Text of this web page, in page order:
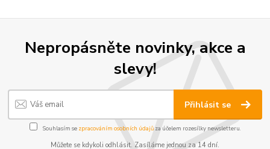
Nepropásněte novinky, akce a
slevy!
Přihlásit se
Souhlasím se zpracováním osobních údajůza účelem rozesílky newsletteru.
Můžete se kdykoli odhlásit. Zasíláme jednou za 14 dní.